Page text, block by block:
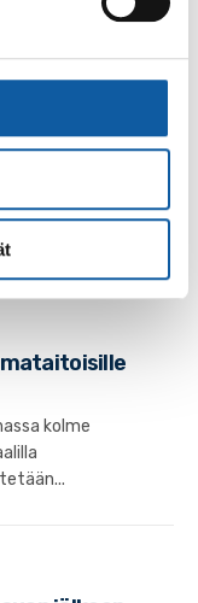
uudet
järjestelyin,
kolme